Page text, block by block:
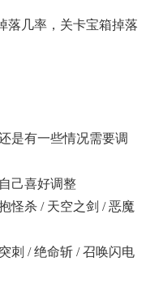
落几率，关卡宝箱掉落
是有一些情况需要调
己喜好调整
怪杀 / 天空之剑 / 恶魔
刺 / 绝命斩 / 召唤闪电